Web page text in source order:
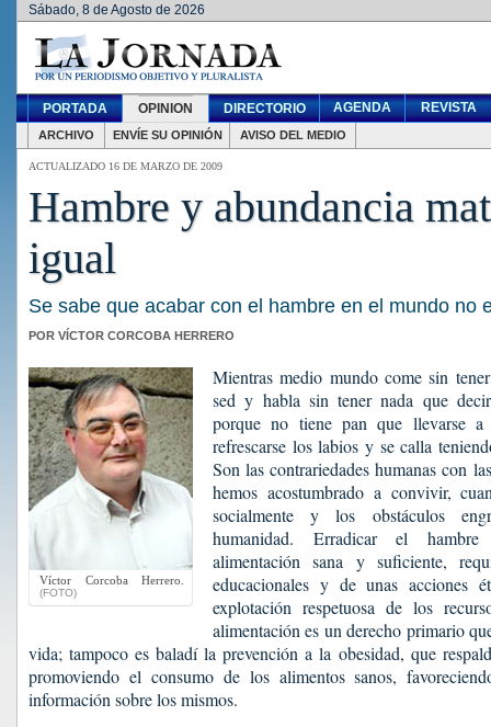
Sábado, 8 de Agosto de 2026
PORTADA OPINION DIRECTORIO AGENDA REVISTA
ARCHIVO ENVÍE SU OPINIÓN AVISO DEL MEDIO
ACTUALIZADO 16 DE MARZO DE 2009
Hambre y abundancia
igual
Se sabe que acabar con el hambre en el mundo no
POR VÍCTOR CORCOBA HERRERO
Víctor Corcoba Herrero.
(FOTO)
Mientras medio mundo come sin
sed y habla sin tener nada que
porque no tiene pan que llevarse
refrescarse los labios y se calla
Son las contrariedades humanas con
hemos acostumbrado a convivir,
socialmente y los obstáculos
humanidad. Erradicar el
alimentación sana y suficiente,
educacionales y de unas acciones
explotación respetuosa de los
alimentación es un derecho primario
vida; tampoco es baladí la prevención a la obesidad, que
promoviendo el consumo de los alimentos sanos,
información sobre los mismos.